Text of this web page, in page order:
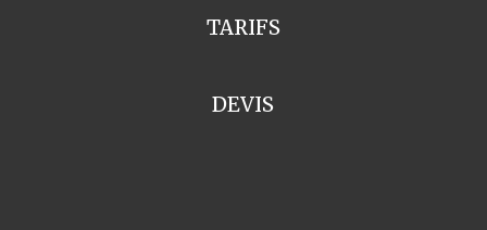
TARIFS
DEVIS